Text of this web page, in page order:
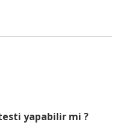
yapabilir mi ?